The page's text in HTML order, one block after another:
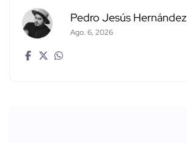
Pedro Jesús Hernández
Ago. 6, 2026